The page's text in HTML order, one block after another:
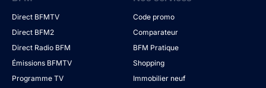
Direct BFMTV
Direct BFM2
Direct Radio BFM
Émissions BFMTV
Programme TV
Code promo
Comparateur
BFM Pratique
Shopping
Immobilier neuf